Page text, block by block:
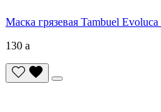
Маска грязевая Tambuel
130 a